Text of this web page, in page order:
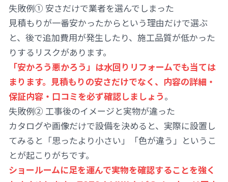
失敗例① 安さだけで業者を選んでしまった
見積もりが一番安かったからという理由だけで選ぶ
と、後で追加費用が発生したり、施工品質が低かった
りするリスクがあります。
「安かろう悪かろう」は水回りリフォームでも当ては
まります。見積もりの安さだけでなく、内容の詳細・
保証内容・口コミを必ず確認しましょう。
失敗例② 工事後のイメージと実物が違った
カタログや画像だけで設備を決めると、実際に設置し
てみると「思ったより小さい」「色が違う」というこ
とが起こりがちです。
ショールームに足を運んで実物を確認することを強く